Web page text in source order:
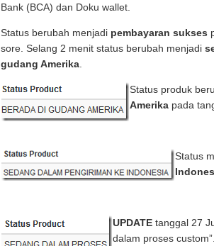
Bank (BCA) dan Doku wallet.
Status berubah menjadi pembayaran sukses
sore. Selang 2 menit status berubah menjadi
gudang Amerika
Status produk
Amerika pada
Status
UPDATE tanggal 27
dalam proses